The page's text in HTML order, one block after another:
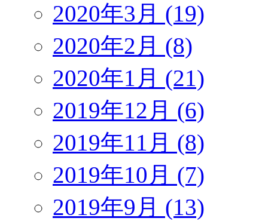
2020年3月 (19)
2020年2月 (8)
2020年1月 (21)
2019年12月 (6)
2019年11月 (8)
2019年10月 (7)
2019年9月 (13)